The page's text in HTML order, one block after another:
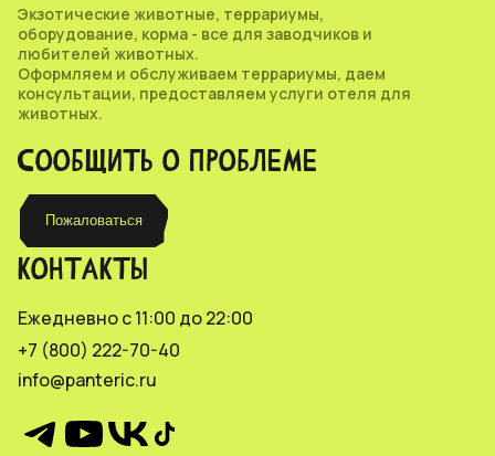
Экзотические животные, террариумы,
оборудование, корма - все для заводчиков и
любителей животных.
Оформляем и обслуживаем террариумы, даем
консультации, предоставляем услуги отеля для
животных.
СООБЩИТЬ О ПРОБЛЕМЕ
Пожаловаться
КОНТАКТЫ
Ежедневно с 11:00 до 22:00
+7 (800) 222-70-40
info@panteric.ru